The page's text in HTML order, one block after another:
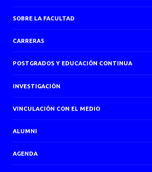
SOBRE LA FACULTAD
CARRERAS
POSTGRADOS Y EDUCACIÓN CONTINUA
INVESTIGACIÓN
VINCULACIÓN CON EL MEDIO
ALUMNI
AGENDA